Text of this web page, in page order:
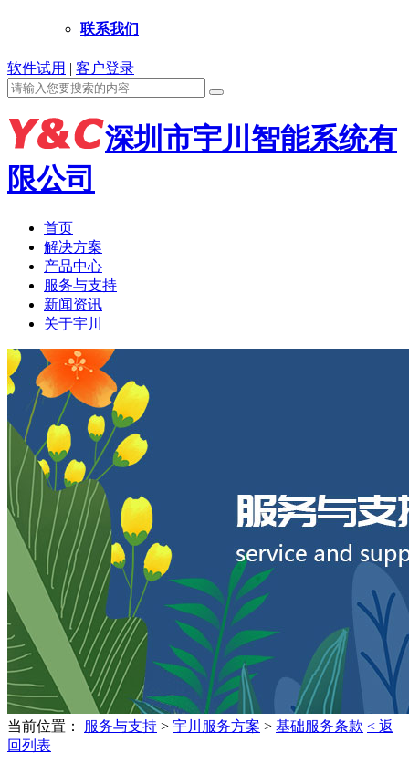
联系我们
软件试用 | 客户登录
深圳市宇川智能系统有
限公司
首页
解决方案
产品中心
服务与支持
新闻资讯
关于宇川
当前位置： 服务与支持 > 宇川服务方案 > 基础服务条款 < 返
回列表